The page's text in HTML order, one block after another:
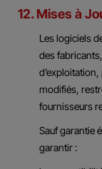
12. Mises à
Les logiciels
des
modifiés,
fournisseurs
Sauf garantie
garantir :